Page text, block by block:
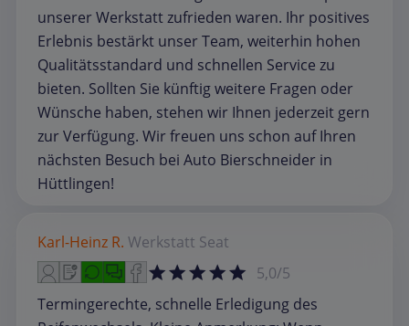
unserer Werkstatt zufrieden waren. Ihr positives
Erlebnis bestärkt unser Team, weiterhin hohen
Qualitätsstandard und schnellen Service zu
bieten. Sollten Sie künftig weitere Fragen oder
Wünsche haben, stehen wir Ihnen jederzeit gern
zur Verfügung. Wir freuen uns schon auf Ihren
nächsten Besuch bei Auto Bierschneider in
Hüttlingen!
Karl-Heinz R. Werkstatt Seat
5,0/5
Termingerechte, schnelle Erledigung des